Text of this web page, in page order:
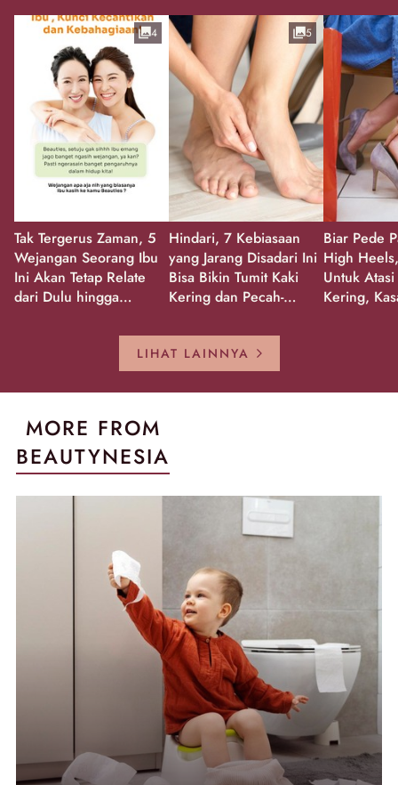
Tak Tergerus Zaman, 5
Wejangan Seorang Ibu
Ini Akan Tetap Relate
dari Dulu hingga
4
Hindari, 7 Kebiasaan
yang Jarang Disadari Ini
Bisa Bikin Tumit Kaki
Kering dan Pecah-
5
Biar Pede
High
Untuk
Kering,
LIHAT LAINNYA
MORE FROM
BEAUTYNESIA